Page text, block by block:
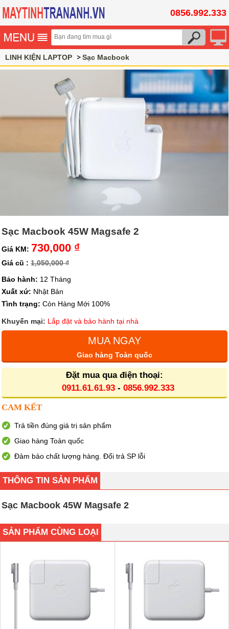
0856.992.333
LINH KIỆN LAPTOP Sạc Macbook
Sạc Macbook 45W Magsafe 2
Giá KM: 730,000 ₫
Giá cũ : 1,050,000 ₫
Bảo hành: 12 Tháng
Xuất xứ: Nhật Bản
Tình trạng: Còn Hàng Mới 100%
Khuyến mại: Lắp đặt và bảo hành tại nhà
MUA NGAY
Giao hàng Toàn quốc
Đặt mua qua điện thoại:
0911.61.61.93- 0856.992.333
CAM KẾT
Trả tiền đúng giá trị sản phẩm
Giao hàng Toàn quốc
Đảm bảo chất lượng hàng. Đổi trả SP lỗi
THÔNG TIN SẢN PHẨM
Sạc Macbook 45W Magsafe 2
SẢN PHẨM CÙNG LOẠI